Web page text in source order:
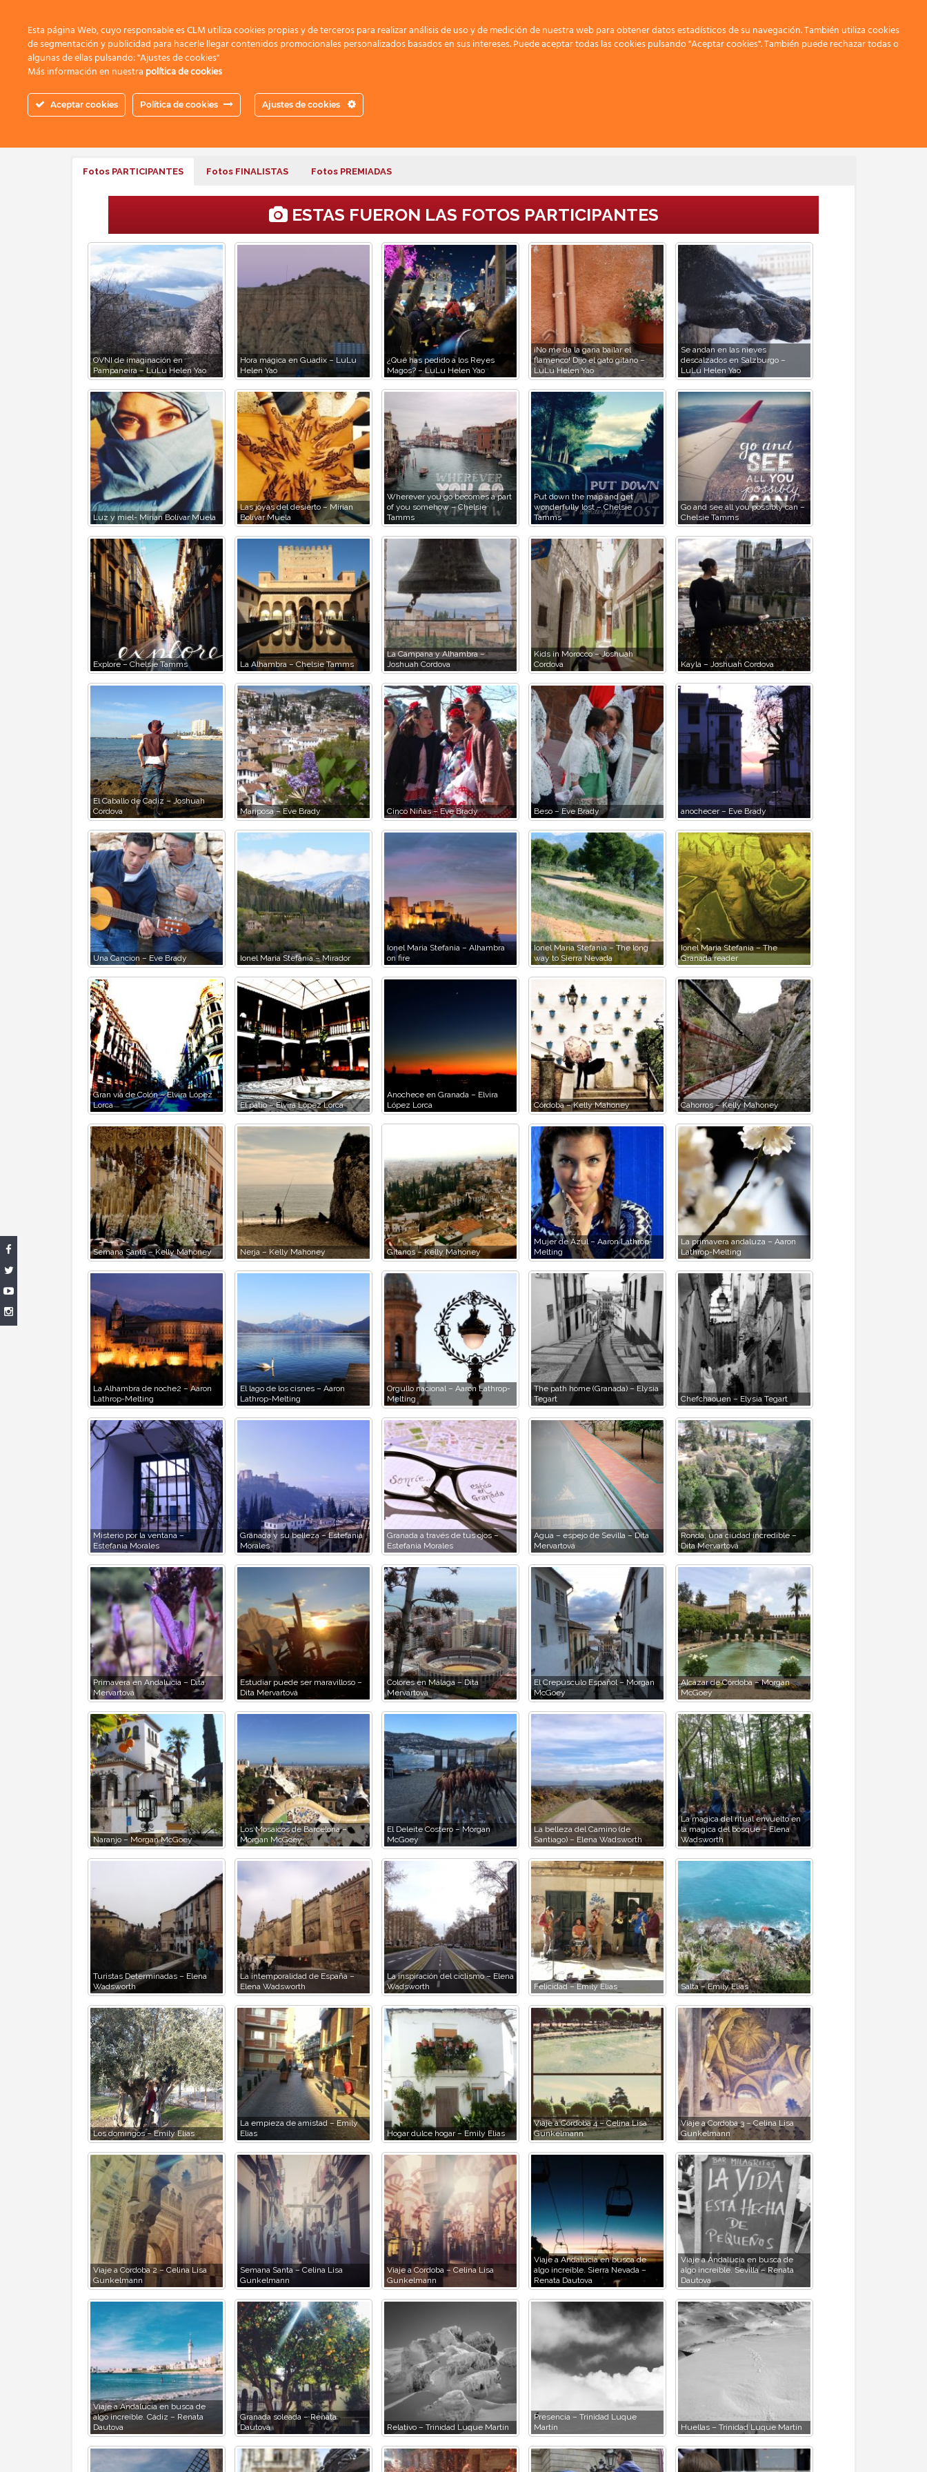
Concurso de Fotografía Primavera 2015
Fotos PARTICIPANTES Fotos FINALISTAS Fotos PREMIADAS
ESTAS FUERON LAS FOTOS PARTICIPANTES
OVNI de imaginación en
Pampaneira – LuLu Helen Yao
Hora mágica en Guadix – LuLu
Helen Yao
¿Qué has pedido a los Reyes
Magos? – LuLu Helen Yao
¡No me da la gana bailar el
flamenco! Dijo el gato gitano –
LuLu Helen Yao
Se andan en las nieves
descalzados en Salzburgo –
LuLu Helen Yao
Luz y miel- Mirian Bolívar Muela
Las joyas del desierto – Mirian
Bolívar Muela
Wherever you go becomes a part
of you somehow – Chelsie
Tamms
Put down the map and get
wonderfully lost – Chelsie
Tamms
Go and see all you possibly can –
Chelsie Tamms
Explore – Chelsie Tamms La Alhambra – Chelsie Tamms
La Campana y Alhambra –
Joshuah Cordova
Kids in Morocco – Joshuah
Cordova
Kayla – Joshuah Cordova
El Caballo de Cadiz – Joshuah
Cordova
Mariposa – Eve Brady Cinco Niñas – Eve Brady Beso – Eve Brady anochecer – Eve Brady
Una Cancion – Eve Brady Ionel Maria Stefania – Mirador
Ionel Maria Stefania – Alhambra
on fire
Ionel Maria Stefania – The long
way to Sierra Nevada
Ionel Maria Stefania – The
Granada reader
Gran vía de Colón – Elvira López
Lorca
El patio – Elvira López Lorca
Anochece en Granada – Elvira
López Lorca
Córdoba – Kelly Mahoney Cahorros – Kelly Mahoney
Semana Santa – Kelly Mahoney Nerja – Kelly Mahoney Gitanos – Kelly Mahoney
Mujer de Azul – Aaron Lathrop-
Melting
La primavera andaluza – Aaron
Lathrop-Melting
La Alhambra de noche2 – Aaron
Lathrop-Melting
El lago de los cisnes – Aaron
Lathrop-Melting
Orgullo nacional – Aaron Lathrop-
Melting
The path home (Granada) – Elysia
Tegart
Chefchaouen – Elysia Tegart
Misterio por la ventana –
Estefania Morales
Granada y su belleza – Estefania
Morales
Granada a través de tus ojos –
Estefania Morales
Agua – espejo de Sevilla – Dita
Mervartová
Ronda, una ciudad incredible –
Dita Mervartová
Primavera en Andalucia – Dita
Mervartová
Estudiar puede ser maravilloso –
Dita Mervartová
Colores en Málaga – Dita
Mervartová
El Crepúsculo Español – Morgan
McGoey
Alcázar de Córdoba – Morgan
McGoey
Naranjo – Morgan McGoey
Los Mosaicos de Barcelona –
Morgan McGoey
El Deleite Costero – Morgan
McGoey
La belleza del Camino (de
Santiago) – Elena Wadsworth
La magica del ritual envuelto en
la magica del bosque – Elena
Wadsworth
Turistas Determinadas – Elena
Wadsworth
La intemporalidad de España –
Elena Wadsworth
La inspiración del ciclismo – Elena
Wadsworth
Felicidad – Emily Elias Salta – Emily Elias
Los domingos – Emily Elias
La empieza de amistad – Emily
Elias
Hogar dulce hogar – Emily Elias
Viaje a Cordoba 4 – Celina Lisa
Gunkelmann
Viaje a Cordoba 3 – Celina Lisa
Gunkelmann
Viaje a Cordoba 2 – Celina Lisa
Gunkelmann
Semana Santa – Celina Lisa
Gunkelmann
Viaje a Cordoba – Celina Lisa
Gunkelmann
Viaje a Andalucía en busca de
algo increíble. Sierra Nevada –
Renata Dautova
Viaje a Andalucía en busca de
algo increíble. Sevilla – Renata
Dautova
Viaje a Andalucía en busca de
algo increíble. Cádiz – Renata
Dautova
Granada soleada – Renata
Dautova
Relativo – Trinidad Luque Martín
Presencia – Trinidad Luque
Martín
Huellas – Trinidad Luque Martín
Esta página Web, cuyo responsable es CLM utiliza cookies propias y de terceros para realizar análisis de uso y de medición de nuestra web para obtener datos estadísticos de su navegación. También utiliza cookies
de segmentación y publicidad para hacerle llegar contenidos promocionales personalizados basados en sus intereses. Puede aceptar todas las cookies pulsando "Aceptar cookies". También puede rechazar todas o
algunas de ellas pulsando: "Ajustes de cookies"
Más información en nuestra política de cookies
Aceptar cookies Política de cookies Ajustes de cookies